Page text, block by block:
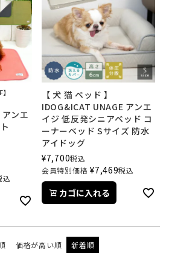
ンエ
込
【 犬 猫 ベッド 】
IDOG&ICAT UNAGE アンエ
イジ 低反発シニアベッド コ
ーナーベッド Sサイズ 防水
アイドッグ
¥7,700税込
会員特別価格 ¥7,469税込
カゴに入れる
価格が高い順 新着順